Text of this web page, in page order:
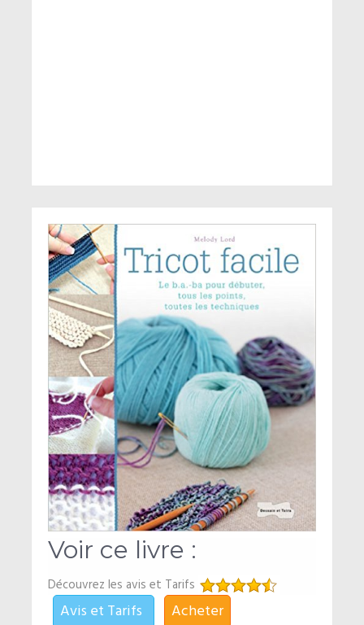
Voir ce livre :
Découvrez les avis et Tarifs
Acheter
Avis et Tarifs